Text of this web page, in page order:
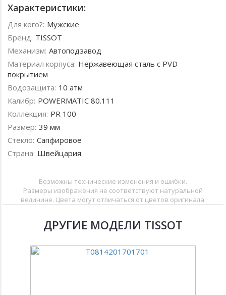
Характеристики:
Для кого?: Мужские
Бренд: TISSOT
Механизм: Автоподзавод
Материал корпуса: Нержавеющая сталь с PVD
покрытием
Водозащита: 10 атм
Калибр: POWERMATIC 80.111
Коллекция: PR 100
Размер: 39 мм
Стекло: Сапфировое
Страна: Швейцария
Возможны технические изменения и ошибки.
Размеры изображения не соответствуют натуральной
величине. Цвета могут отличаться от цветов оригинала.
ДРУГИЕ МОДЕЛИ TISSOT